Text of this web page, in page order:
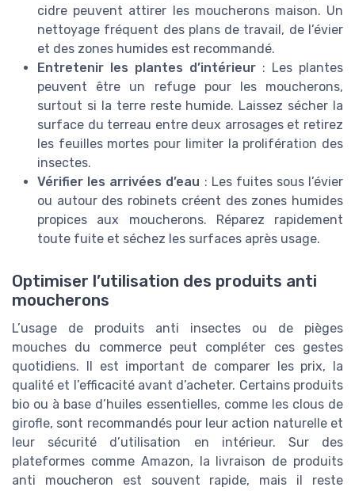
cidre peuvent attirer les moucherons maison. Un
nettoyage fréquent des plans de travail, de l’évier
et des zones humides est recommandé.
Entretenir les plantes d’intérieur : Les plantes
peuvent être un refuge pour les moucherons,
surtout si la terre reste humide. Laissez sécher la
surface du terreau entre deux arrosages et retirez
les feuilles mortes pour limiter la prolifération des
insectes.
Vérifier les arrivées d’eau : Les fuites sous l’évier
ou autour des robinets créent des zones humides
propices aux moucherons. Réparez rapidement
toute fuite et séchez les surfaces après usage.
Optimiser l’utilisation des produits anti
moucherons
L’usage de produits anti insectes ou de pièges
mouches du commerce peut compléter ces gestes
quotidiens. Il est important de comparer les prix, la
qualité et l’efficacité avant d’acheter. Certains produits
bio ou à base d’huiles essentielles, comme les clous de
girofle, sont recommandés pour leur action naturelle et
leur sécurité d’utilisation en intérieur. Sur des
plateformes comme Amazon, la livraison de produits
anti moucheron est souvent rapide, mais il reste